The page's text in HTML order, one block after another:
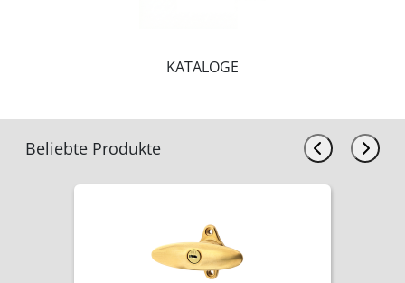
KATALOGE
Beliebte Produkte